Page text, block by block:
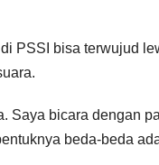
PSSI bisa terwujud
Saya bicara dengan
beda-beda